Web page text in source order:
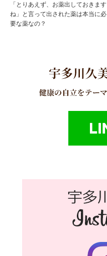
「とりあえず、お薬出しておきます
ね」と言って出された薬は本当に必
要な薬なの？